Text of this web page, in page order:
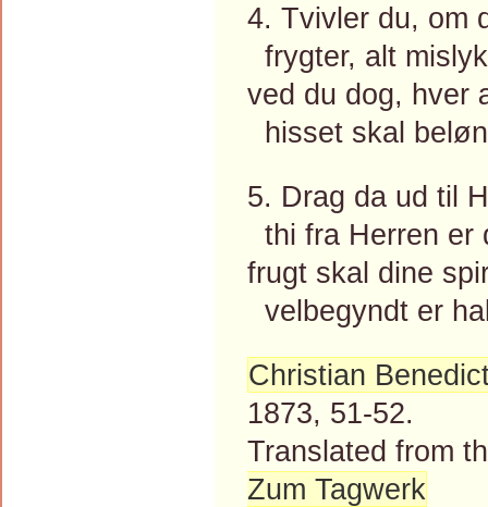
4. Tvivler du, om
frygter, alt
ved du dog, hver
hisset skal
5. Drag da ud til
thi fra Herren er
frugt skal dine
velbegyndt er
Christian
1873, 51-52.
Translated from
Zum Tagwerk